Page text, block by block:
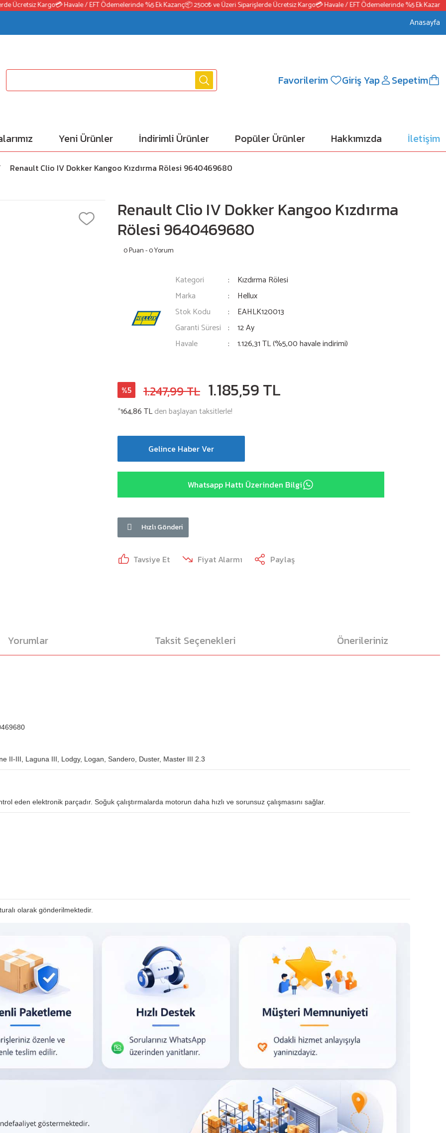
Kargo💳 Havale / EFT Ödemelerinde %5 Ek Kazanç📦 2500₺ ve Üzeri Siparişlerde Ücretsiz Kargo💳 Havale / EFT Ödemelerinde %5 Ek Kazanç
Anasayfa
Favorilerim Giriş Yap Sepetim
Yeni Ürünler İndirimli Ürünler Popüler Ürünler Hakkımızda İletişim
Renault Clio IV Dokker Kangoo Kızdırma Rölesi 9640469680
Renault Clio IV Dokker Kangoo Kızdırma
Rölesi 9640469680
0 Puan - 0 Yorum
Kategori
Kızdırma Rölesi
Marka
Hellux
Stok Kodu
EAHLK120013
Garanti Süresi
12 Ay
Havale
1.126,31 TL (%5,00 havale indirimi)
%5 1.247,99 TL 1.185,59 TL
*164,86 TLden başlayan taksitlerle!
Gelince Haber Ver
Whatsapp Hattı Üzerinden Bilgi
Hızlı Gönderi
Tavsiye Et Fiyat Alarmı Paylaş
Yorumlar Taksit Seçenekleri Önerileriniz
II-III, Laguna III, Lodgy, Logan, Sandero, Duster, Master III 2.3
eden elektronik parçadır. Soğuk çalıştırmalarda motorun daha hızlı ve sorunsuz çalışmasını sağlar.
olarak gönderilmektedir.